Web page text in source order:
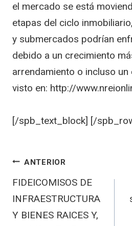
el mercado se está
etapas del ciclo
y submercados podrían
debido a un crecimiento
arrendamiento o incluso
visto en: http://
[/spb_text_block] [/
Navegación
de
entradas
ANTERIOR
FIDEICOMISOS DE
INFRAESTRUCTURA
Y BIENES RAICES Y,